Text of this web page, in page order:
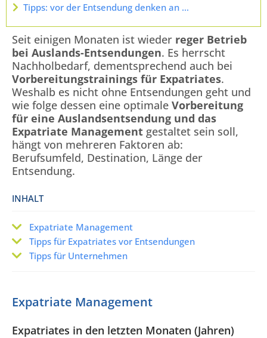
Tipps: vor der Entsendung denken an …
Seit einigen Monaten ist wieder reger Betrieb
bei Auslands-Entsendungen. Es herrscht
Nachholbedarf, dementsprechend auch bei
Vorbereitungstrainings für Expatriates.
Weshalb es nicht ohne Entsendungen geht und
wie folge dessen eine optimale Vorbereitung
für eine Auslandsentsendung und das
Expatriate Management gestaltet sein soll,
hängt von mehreren Faktoren ab:
Berufsumfeld, Destination, Länge der
Entsendung.
INHALT
Expatriate Management
Tipps für Expatriates vor Entsendungen
Tipps für Unternehmen
Expatriate Management
Expatriates in den letzten Monaten (Jahren)